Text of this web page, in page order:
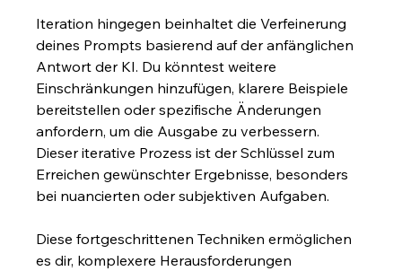
Iteration hingegen beinhaltet die Verfeinerung
deines Prompts basierend auf der anfänglichen
Antwort der KI. Du könntest weitere
Einschränkungen hinzufügen, klarere Beispiele
bereitstellen oder spezifische Änderungen
anfordern, um die Ausgabe zu verbessern.
Dieser iterative Prozess ist der Schlüssel zum
Erreichen gewünschter Ergebnisse, besonders
bei nuancierten oder subjektiven Aufgaben.
Diese fortgeschrittenen Techniken ermöglichen
es dir, komplexere Herausforderungen